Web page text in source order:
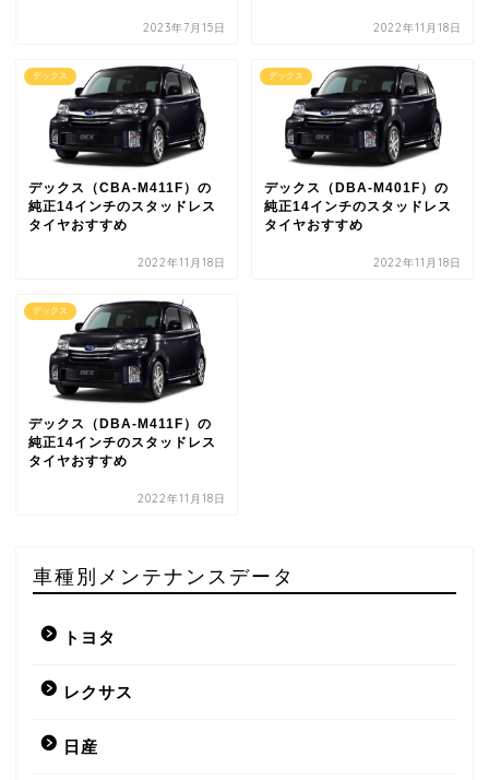
2023年7月15日 2022年11月18日
デックス
デックス（CBA-M411F）の
純正14インチのスタッドレス
タイヤおすすめ
2022年11月18日
デックス
デックス（DBA-M401F）の
純正14インチのスタッドレス
タイヤおすすめ
2022年11月18日
デックス
デックス（DBA-M411F）の
純正14インチのスタッドレス
タイヤおすすめ
2022年11月18日
車種別メンテナンスデータ
トヨタ
レクサス
日産